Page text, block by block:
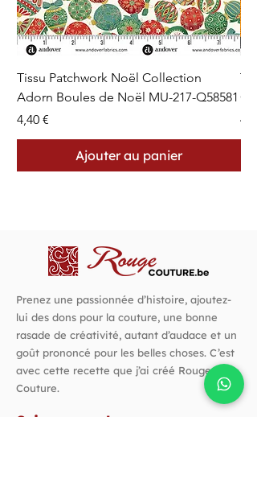
Tissu Patchwork Noël Collection
Adorn Boules de Noël MU-217-Q58581
Prix
4,40 €
Ajouter au panier
Prix
Prenez une passionnée d’histoire, ajoutez-
lui des dons pour la couture, une bonne
rasade de créativité, autant d’audace et un
goût prononcé pour les belles choses. C’est
avec cette recette que j’ai créé Rouge
Couture.
Suivez-nous !